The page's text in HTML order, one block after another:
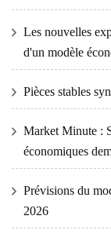
Les nouvelles
d'un modèle
Pièces stables
Market Minute :
économiques
Prévisions du
2026